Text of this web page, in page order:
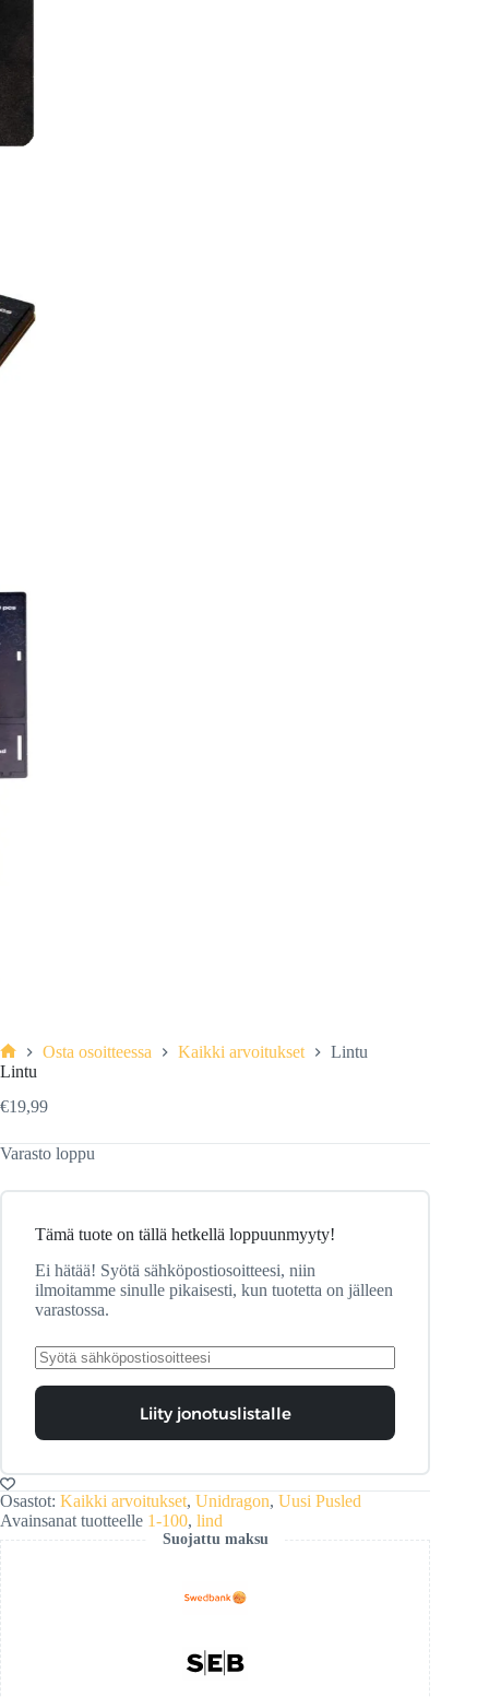
Etusivu
Osta osoitteessa Kaikki arvoitukset
Lintu
Lintu
€19,99
Varasto loppu
Tämä tuote on tällä hetkellä loppuunmyyty!
Ei hätää! Syötä sähköpostiosoitteesi, niin
ilmoitamme sinulle pikaisesti, kun tuotetta on jälleen
varastossa.
Liity jonotuslistalle
Osastot: Kaikki arvoitukset, Unidragon, Uusi Pusled
Avainsanat tuotteelle 1-100, lind
Suojattu maksu